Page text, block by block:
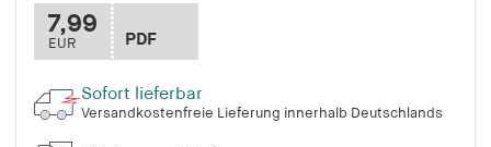
7,99
EUR PDF
Sofort lieferbar
Versandkostenfreie Lieferung innerhalb Deutschlands
Cookie Laufzeit:
Sitzung
fonts_loaded